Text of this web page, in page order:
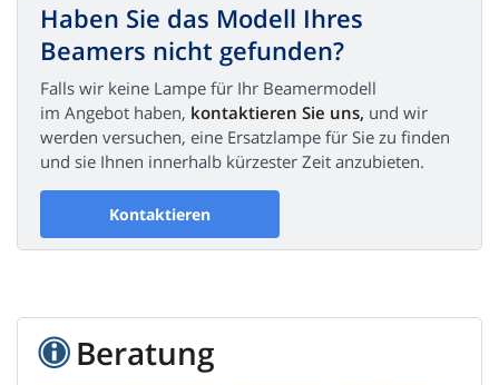
Haben Sie das Modell Ihres
Beamers nicht gefunden?
Falls wir keine Lampe für Ihr Beamermodell
im Angebot haben, kontaktieren Sie uns, und wir
werden versuchen, eine Ersatzlampe für Sie zu finden
und sie Ihnen innerhalb kürzester Zeit anzubieten.
Kontaktieren
Beratung